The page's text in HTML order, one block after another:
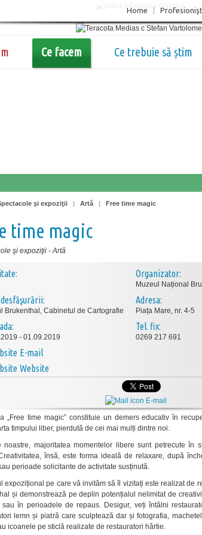
Home
Ce facem Ce trebuie să știm
şi expoziţii | Artă | Free time magic
time magic
şi expoziţii -Artă
Brukenthal, Cabinetul de Cartografie
- 01.09.2019
E-mail
Website
Organizator:
Muzeul Național
Adresa:
Piața Mare, nr. 4-5
Tel. fix:
0269 217 691
E-mail
„Free time magic” constituie un demers educativ în
timpului liber, pierdută de cei mai mulți dintre noi.
noastre, majoritatea momentelor libere sunt petrecute în
însă, este forma ideală de relaxare, după
perioade solicitante de activitate susținută.
expozițional pe care vă invităm să îl vizitați este realizat de
și demonstrează pe deplin potențialul nelimitat de
sau în perioadele de repaus. Desigur, veți întâlni
lemn și piatră care sculptează dar și fotografia,
icoanele pe sticlă realizate de restauratori hârtie.